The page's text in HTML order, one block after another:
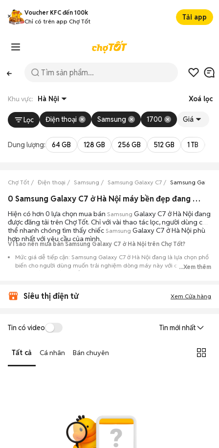
Voucher KFC đến 100k
Chỉ có trên app Chợ Tốt
Tải app
Khu vực: Hà Nội Xoá lọc
Lọc Điện thoại Samsung 1700 Giá
Dung lượng: 64 GB 128 GB 256 GB 512 GB 1 TB
Chợ Tốt Điện thoại Samsung Samsung Galaxy C7 Samsung Galaxy
0 Samsung Galaxy C7 ở Hà Nội máy bền đẹp đang bán 08/2026
Hiện có hơn 0 lựa chọn mua bán Samsung Galaxy C7 ở Hà Nội đang
được đăng tải trên Chợ Tốt. Chỉ với vài thao tác lọc, người dùng có
thể nhanh chóng tìm thấy chiếc Samsung Galaxy C7 ở Hà Nội phù
hợp nhất với yêu cầu của mình.
Vì sao nên mua bán Samsung Galaxy C7 ở Hà Nội trên Chợ Tốt?
Mức giá dễ tiếp cận: Samsung Galaxy C7 ở Hà Nội đang là lựa chọn phổ
biến cho người dùng muốn trải nghiệm dòng máy này với chi phí thấp
hơn so với khi mới ra mắt.
từ nhiều cá nhân muốn lên đời máy, mang đến đa dạng sự lựa chọn về
tình trạng bảo hành, hình thức máy và màu sắc.
đánh giá chính xác hiệu năng thực tế của máy so với mô tả trên
Mua bán linh hoạt: Hai bên có thể chủ động thỏa thuận giá cả và
địa điểm giao nhận, chốt giao dịch nhanh chóng khi đạt được
...Xem thêm
Siêu thị điện tử Xem Cửa hàng
Tin có video Tin mới nhất
Tất cả Cá nhân Bán chuyên